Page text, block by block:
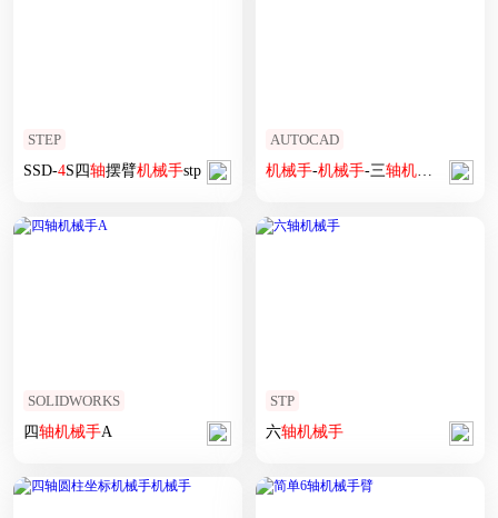
STEP
SSD-4S四轴摆臂机械手stp
AUTOCAD
机械手-机械手-三轴机械手
SOLIDWORKS
四轴机械手A
STP
六轴机械手